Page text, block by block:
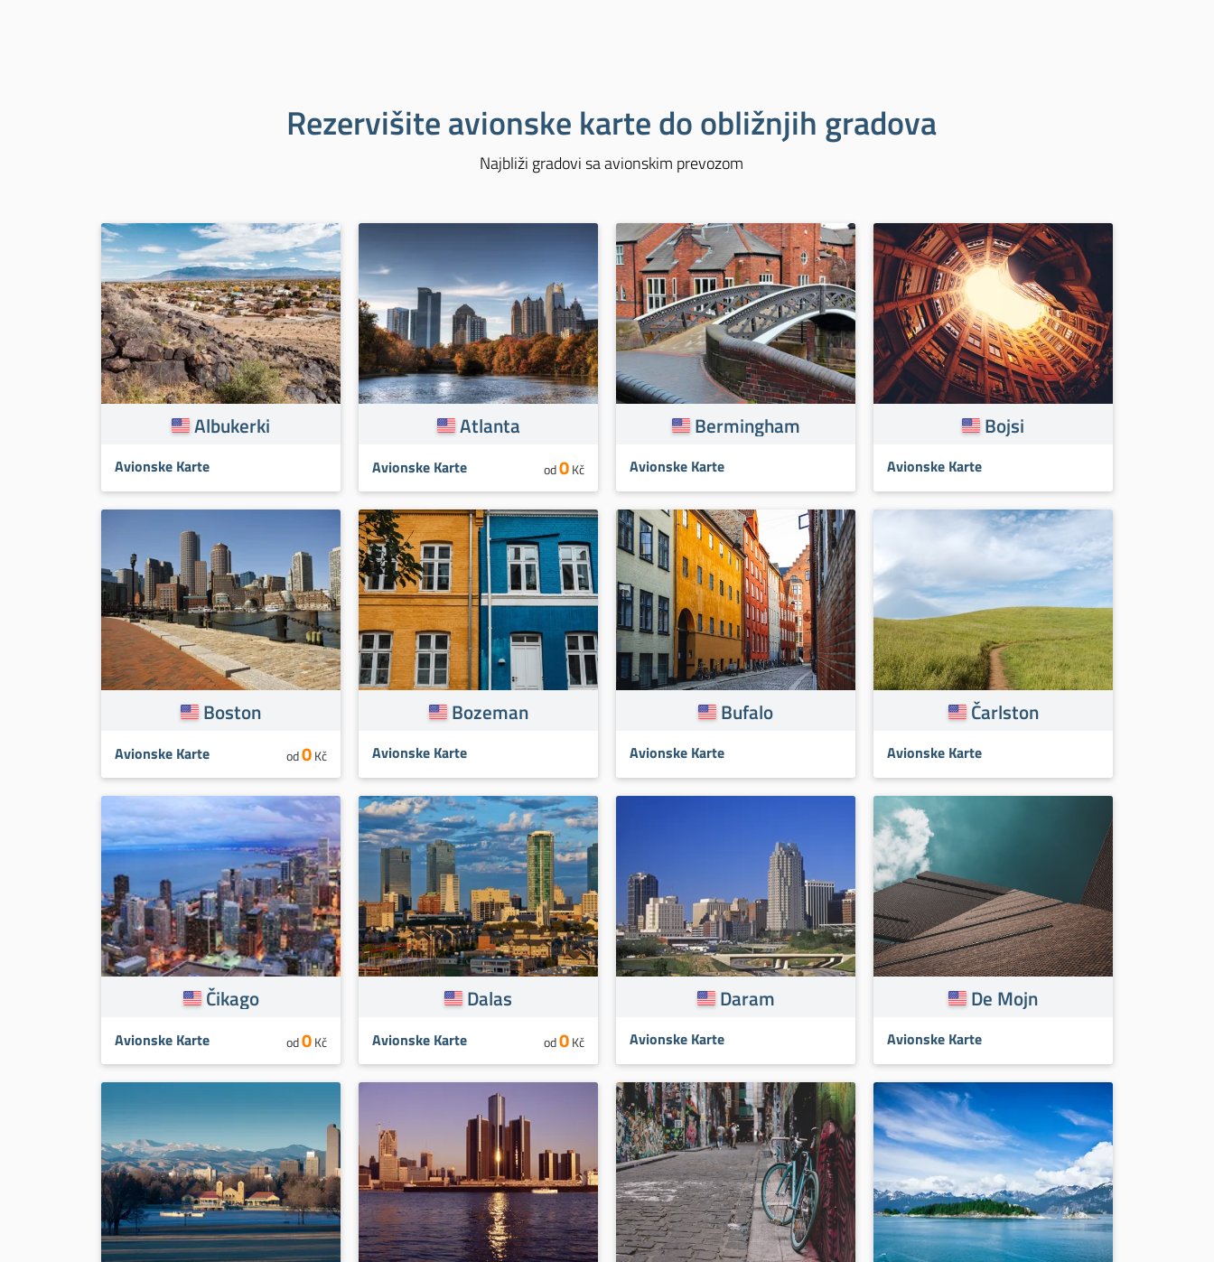
Rezervišite avionske karte do obližnjih gradova
Najbliži gradovi sa avionskim prevozom
Albukerki
Avionske Karte
Atlanta
Avionske Karte od0Kč
Bermingham
Avionske Karte
Bojsi
Avionske Karte
Boston
Avionske Karte od0Kč
Bozeman
Avionske Karte
Bufalo
Avionske Karte
Čarlston
Avionske Karte
Čikago
Avionske Karte od0Kč
Dalas
Avionske Karte od0Kč
Daram
Avionske Karte
De Mojn
Avionske Karte